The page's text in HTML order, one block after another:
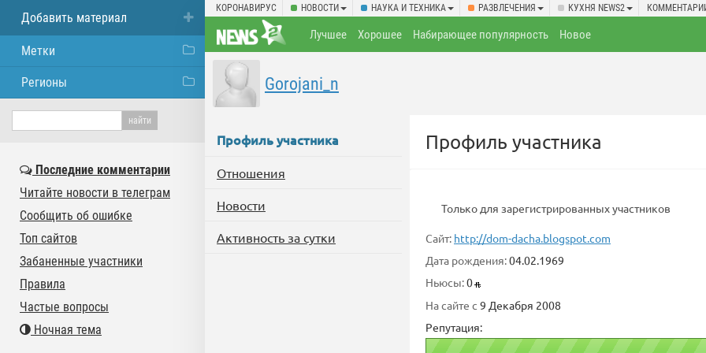
КОРОНАВИРУС НОВОСТИ НАУКА И ТЕХНИКА РАЗВЛЕЧЕНИЯ КУХНЯ NEWS2
Лучшее Хорошее Набирающее популярность Новое
Gorojani_n
Профиль участника
Отношения
Новости
Активность за сутки
Профиль участника
Только для зарегистрированных участников
Сайт: http://dom-dacha.blogspot.com
Дата рождения:04.02.1969
Ньюсы:0
На сайте с 9 Декабря 2008
Репутация:
Добавить материал
Метки
Регионы
Последние комментарии
Читайте новости в телеграм
Сообщить об ошибке
Топ сайтов
Забаненные участники
Правила
Частые вопросы
Ночная тема